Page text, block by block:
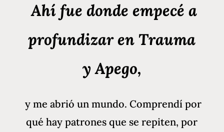
Ahí fue donde empecé a
profundizar en Trauma
y Apego,
y me abrió un mundo. Comprendí por
qué hay patrones que se repiten, por